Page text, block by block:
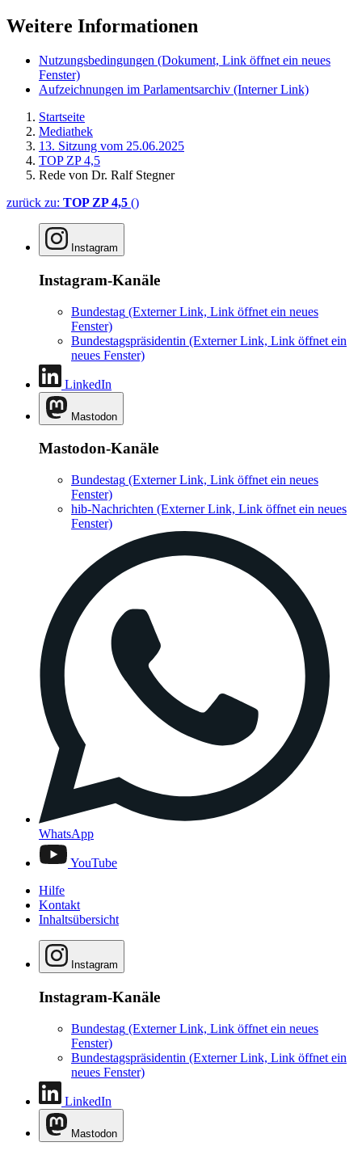
Weitere Informationen
Nutzungsbedingungen (Dokument, Link öffnet ein neues
Fenster)
Aufzeichnungen im Parlamentsarchiv (Interner Link)
Startseite
Mediathek
13. Sitzung vom 25.06.2025
TOP ZP 4,5
Rede von Dr. Ralf Stegner
zurück zu: TOP ZP 4,5 ()
Instagram
Instagram-Kanäle
Bundestag (Externer Link, Link öffnet ein neues
Fenster)
Bundestagspräsidentin (Externer Link, Link öffnet ein
neues Fenster)
LinkedIn
Mastodon
Mastodon-Kanäle
Bundestag (Externer Link, Link öffnet ein neues
Fenster)
hib-Nachrichten (Externer Link, Link öffnet ein neues
Fenster)
WhatsApp
YouTube
Hilfe
Kontakt
Inhaltsübersicht
Instagram
Instagram-Kanäle
Bundestag (Externer Link, Link öffnet ein neues
Fenster)
Bundestagspräsidentin (Externer Link, Link öffnet ein
neues Fenster)
LinkedIn
Mastodon